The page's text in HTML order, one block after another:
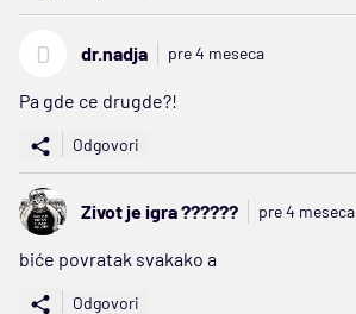
D dr.nadja pre 4 meseca
Pa gde ce drugde?!
Odgovori
Zivot je igra ?????? pre 4 meseca
biće povratak svakako a
Odgovori